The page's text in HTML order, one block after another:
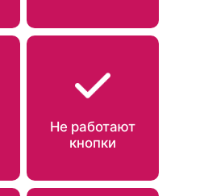
Не работают
кнопки